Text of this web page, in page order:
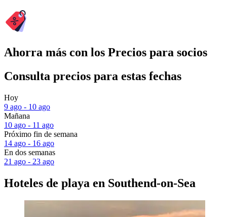
Ahorra más con los Precios para socios
Consulta precios para estas fechas
Hoy
9 ago - 10 ago
Mañana
10 ago - 11 ago
Próximo fin de semana
14 ago - 16 ago
En dos semanas
21 ago - 23 ago
Hoteles de playa en Southend-on-Sea